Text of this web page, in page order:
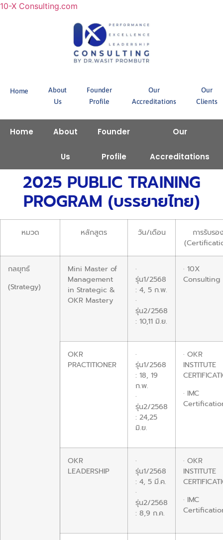
10-X Consulting.com
Home
About
Us
Founder
Profile
Our
Accreditations
Our
Clients
Home About
Us
Founder
Profile
Our
Accreditations
2025 PUBLIC TRAINING
PROGRAM (บรรยายไทย)
หมวด หลักสูตร วัน/เดือน
การรับรอ
กลยุทธ์
(Strategy)
Mini Master of
Management
in Strategic &
OKR Mastery
·
รุ่น1/2568
: 4, 5 ก.พ.
·
รุ่น2/2568
: 10,11 มิ.ย.
· 10X
Consulting
OKR
PRACTITIONER
·
รุ่น1/2568
: 18, 19
ก.พ.
·
รุ่น2/2568
: 24,25
มิ.ย.
· OKR
INSTITUTE
· IMC
OKR
LEADERSHIP
·
รุ่น1/2568
: 4, 5 มี.ค.
·
รุ่น2/2568
: 8,9 ก.ค.
· OKR
INSTITUTE
· IMC